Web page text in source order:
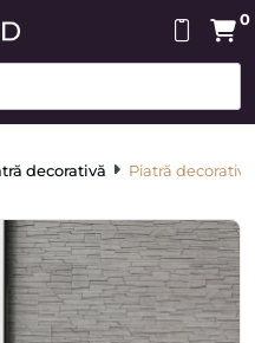
0
decorativă Piatră